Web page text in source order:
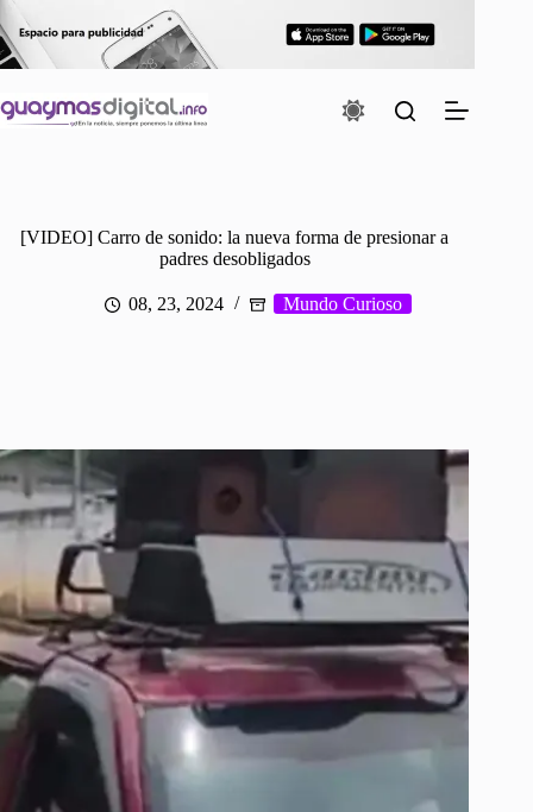
al
contenido
[VIDEO] Carro de sonido: la nueva forma de presionar a
padres desobligados
08, 23, 2024 Mundo Curioso